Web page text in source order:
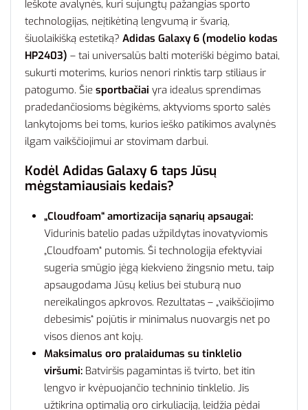
Ieškote avalynės, kuri sujungtų pažangias sporto
technologijas, neįtikėtiną lengvumą ir švarią,
šiuolaikišką estetiką? Adidas Galaxy 6 (modelio kodas
HP2403) – tai universalūs balti moteriški bėgimo batai,
sukurti moterims, kurios nenori rinktis tarp stiliaus ir
patogumo. Šie sportbačiai yra idealus sprendimas
pradedančiosioms bėgikėms, aktyvioms sporto salės
lankytojoms bei toms, kurios ieško patikimos avalynės
ilgam vaikščiojimui ar stovimam darbui.
Kodėl Adidas Galaxy 6 taps Jūsų
mėgstamiausiais kedais?
„Cloudfoam“ amortizacija sąnarių apsaugai:
Vidurinis batelio padas užpildytas inovatyviomis
„Cloudfoam“ putomis. Ši technologija efektyviai
sugeria smūgio jėgą kiekvieno žingsnio metu, taip
apsaugodama Jūsų kelius bei stuburą nuo
nereikalingos apkrovos. Rezultatas – „vaikščiojimo
debesimis“ pojūtis ir minimalus nuovargis net po
visos dienos ant kojų.
Maksimalus oro pralaidumas su tinklelio
viršumi: Batviršis pagamintas iš tvirto, bet itin
lengvo ir kvėpuojančio techninio tinklelio. Jis
užtikrina optimalią oro cirkuliaciją, leidžia pėdai